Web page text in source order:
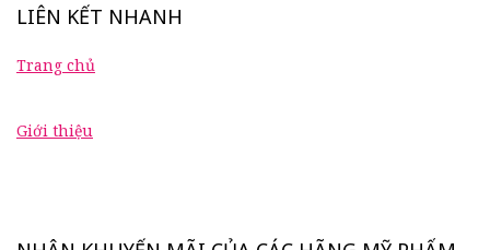
LIÊN KẾT NHANH
Trang chủ
Giới thiệu